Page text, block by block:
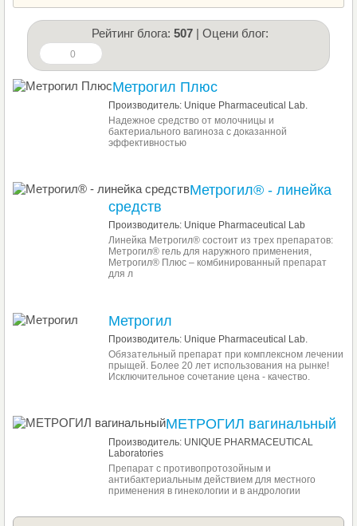
Рейтинг блога: 507 | Оцени блог:
0
Метрогил Плюс
Производитель: Unique Pharmaceutical Lab.
Надежное средство от молочницы и
бактериального вагиноза с доказанной
эффективностью
Метрогил® - линейка
средств
Производитель: Unique Pharmaceutical Lab
Линейка Метрогил® состоит из трех препаратов:
Метрогил® гель для наружного применения,
Метрогил® Плюс – комбинированный препарат
для л
Метрогил
Производитель: Unique Pharmaceutical Lab.
Обязательный препарат при комплексном лечении
прыщей. Более 20 лет использования на рынке!
Исключительное сочетание цена - качество.
МЕТРОГИЛ вагинальный
Производитель: UNIQUE PHARMACEUTICAL
Laboratories
Препарат с противопротозойным и
антибактериальным действием для местного
применения в гинекологии и в андрологии